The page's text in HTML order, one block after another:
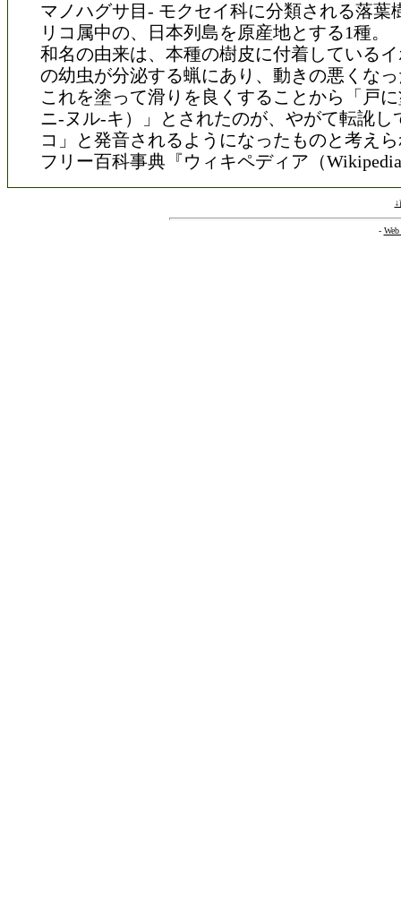
マノハグサ目- モクセイ科に分類される落葉
リコ属中の、日本列島を原産地とする1種。
和名の由来は、本種の樹皮に付着している
の幼虫が分泌する蝋にあり、動きの悪くな
これを塗って滑りを良くすることから「戸
ニ-ヌル-キ）」とされたのが、やがて転訛し
コ」と発音されるようになったものと考え
フリー百科事典『ウィキペディア（
-